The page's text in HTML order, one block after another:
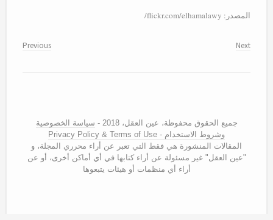
المصدر: flickr.com/elhamalawy/
Previous Next
جميع الحقوق محفوظة، عين العقل، 2018 -
سياسة الخصوصية
وشروط الاستخدام - Privacy Policy & Terms of Use
المقالات المنشورة هي فقط التي تعبر عن أراء محرري المجلة، و
"عين العقل" غير مسئولة عن أراء كتابها في أي أماكن أخرى، أو عن
أراء أي منظمات أو هيئات يتبعوها